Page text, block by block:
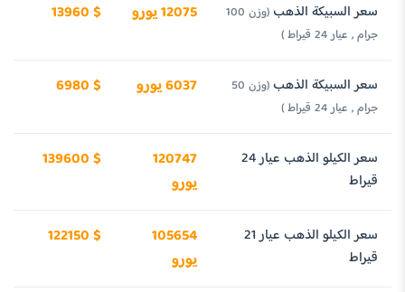
سعر السبيكة الذهب
(وزن 100
جرام , عيار 24 قيراط )
12075 يورو 13960 $
سعر السبيكة الذهب
(وزن 50
جرام , عيار 24 قيراط )
6037 يورو 6980 $
سعر الكيلو الذهب عيار 24
قيراط
120747
يورو
139600 $
سعر الكيلو الذهب عيار 21
قيراط
105654
يورو
122150 $